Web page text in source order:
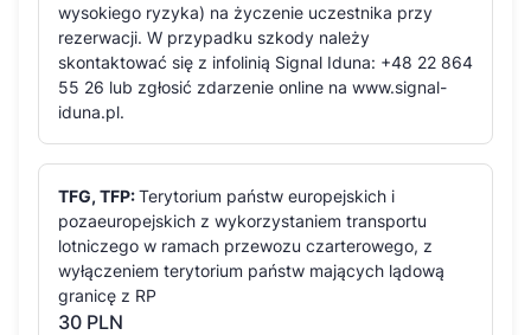
wysokiego ryzyka) na życzenie uczestnika przy
rezerwacji. W przypadku szkody należy
skontaktować się z infolinią Signal Iduna: +48 22 864
55 26 lub zgłosić zdarzenie online na www.signal-
iduna.pl.
TFG, TFP:Terytorium państw europejskich i
pozaeuropejskich z wykorzystaniem transportu
lotniczego w ramach przewozu czarterowego, z
wyłączeniem terytorium państw mających lądową
granicę z RP
30 PLN